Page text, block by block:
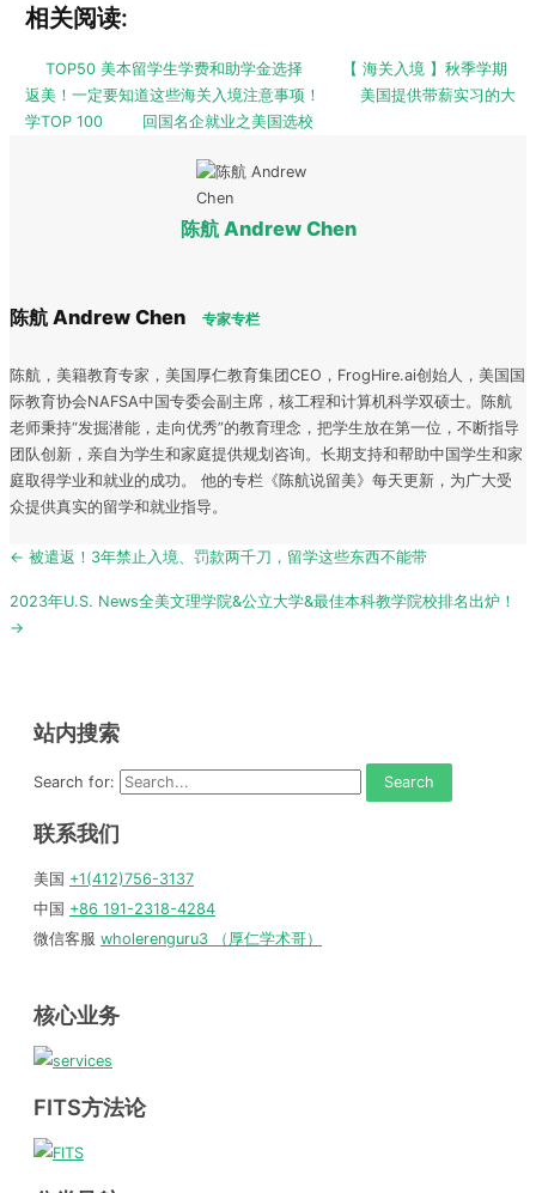
相关阅读:
TOP50 美本留学生学费和助学金选择
【 海关入境 】秋季学期
返美！一定要知道这些海关入境注意事项！
美国提供带薪实习的大
学TOP 100
回国名企就业之美国选校
陈航 Andrew Chen
陈航 Andrew Chen 专家专栏
陈航，美籍教育专家，美国厚仁教育集团CEO，FrogHire.ai创始人，美国国
际教育协会NAFSA中国专委会副主席，核工程和计算机科学双硕士。陈航
老师秉持“发掘潜能，走向优秀”的教育理念，把学生放在第一位，不断指导
团队创新，亲自为学生和家庭提供规划咨询。长期支持和帮助中国学生和家
庭取得学业和就业的成功。 他的专栏《陈航说留美》每天更新，为广大受
众提供真实的留学和就业指导。
Post
← 被遣返！3年禁止入境、罚款两千刀，留学这些东西不能带
2023年U.S. News全美文理学院&公立大学&最佳本科教学院校排名出炉！
→
站内搜索
Search for:
联系我们
美国 +1(412)756-3137
中国 +86 191-2318-4284
微信客服 wholerenguru3 （厚仁学术哥）
核心业务
FITS方法论